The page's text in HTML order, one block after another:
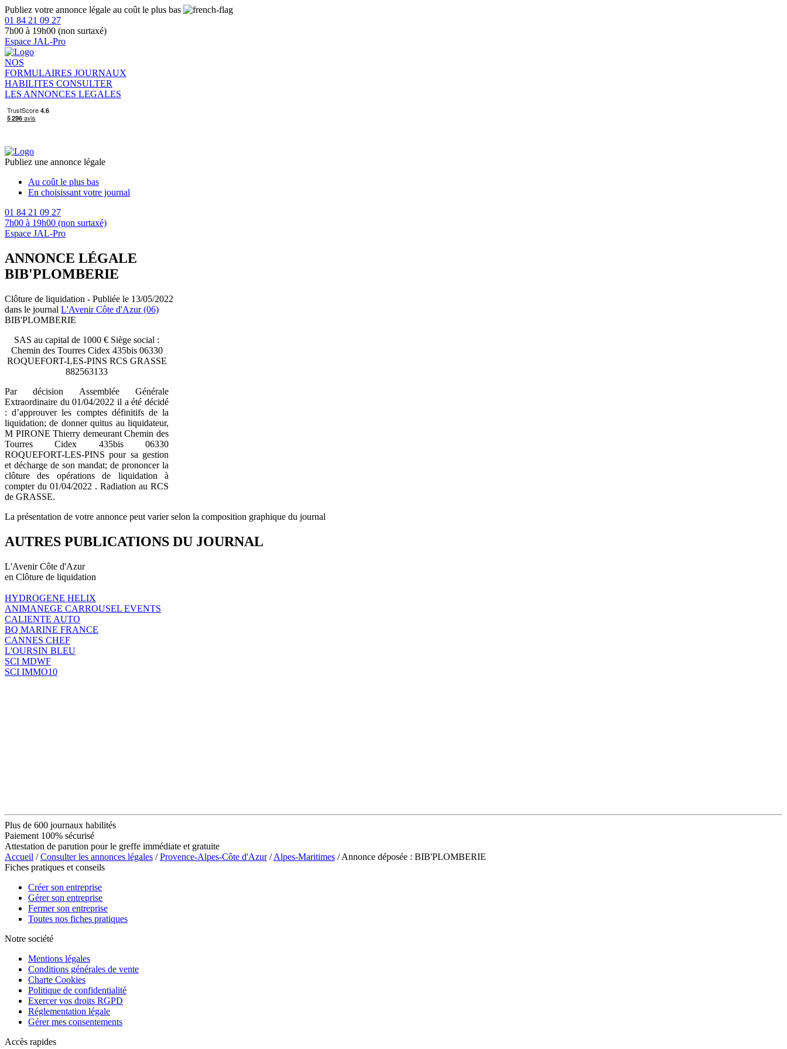
Publiez votre annonce légale au coût le plus bas
01 84 21 09 27
7h00 à 19h00 (non surtaxé)
Espace JAL-Pro
NOS
FORMULAIRES JOURNAUX
HABILITES CONSULTER
LES ANNONCES LEGALES
Publiez une annonce légale
Au coût le plus bas
En choisissant votre journal
01 84 21 09 27
7h00 à 19h00 (non surtaxé)
Espace JAL-Pro
ANNONCE LÉGALE
BIB'PLOMBERIE
Clôture de liquidation - Publiée le 13/05/2022
dans le journal L'Avenir Côte d'Azur (06)
BIB'PLOMBERIE
SAS au capital de 1000 € Siège social :
Chemin des Tourres Cidex 435bis 06330
ROQUEFORT-LES-PINS RCS GRASSE
882563133
Par décision Assemblée Générale
Extraordinaire du 01/04/2022 il a été décidé
: d’approuver les comptes définitifs de la
liquidation; de donner quitus au liquidateur,
M PIRONE Thierry demeurant Chemin des
Tourres Cidex 435bis 06330
ROQUEFORT-LES-PINS pour sa gestion
et décharge de son mandat; de prononcer la
clôture des opérations de liquidation à
compter du 01/04/2022 . Radiation au RCS
de GRASSE.
La présentation de votre annonce peut varier selon la composition graphique du journal
AUTRES PUBLICATIONS DU JOURNAL
L'Avenir Côte d'Azur
en Clôture de liquidation
HYDROGENE HELIX
ANIMANEGE CARROUSEL EVENTS
CALIENTE AUTO
BQ MARINE FRANCE
CANNES CHEF
L'OURSIN BLEU
SCI MDWF
SCI IMMO10
Plus de 600 journaux habilités
Paiement 100% sécurisé
Attestation de parution pour le greffe immédiate et gratuite
Accueil /Consulter les annonces légales /Provence-Alpes-Côte d'Azur/Alpes-Maritimes / Annonce déposée : BIB'PLOMBERIE
Fiches pratiques et conseils
Créer son entreprise
Gérer son entreprise
Fermer son entreprise
Toutes nos fiches pratiques
Notre société
Mentions légales
Conditions générales de vente
Charte Cookies
Politique de confidentialité
Exercer vos droits RGPD
Réglementation légale
Gérer mes consentements
Accès rapides